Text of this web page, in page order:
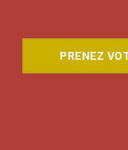
qui ne l’ont
certains, ou
“protégé” dès
le pourcentage
gérer vos
PRENEZ